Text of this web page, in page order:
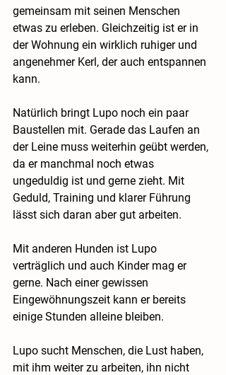
gemeinsam mit seinen Menschen
etwas zu erleben. Gleichzeitig ist er in
der Wohnung ein wirklich ruhiger und
angenehmer Kerl, der auch entspannen
kann.
Natürlich bringt Lupo noch ein paar
Baustellen mit. Gerade das Laufen an
der Leine muss weiterhin geübt werden,
da er manchmal noch etwas
ungeduldig ist und gerne zieht. Mit
Geduld, Training und klarer Führung
lässt sich daran aber gut arbeiten.
Mit anderen Hunden ist Lupo
verträglich und auch Kinder mag er
gerne. Nach einer gewissen
Eingewöhnungszeit kann er bereits
einige Stunden alleine bleiben.
Lupo sucht Menschen, die Lust haben,
mit ihm weiter zu arbeiten, ihn nicht